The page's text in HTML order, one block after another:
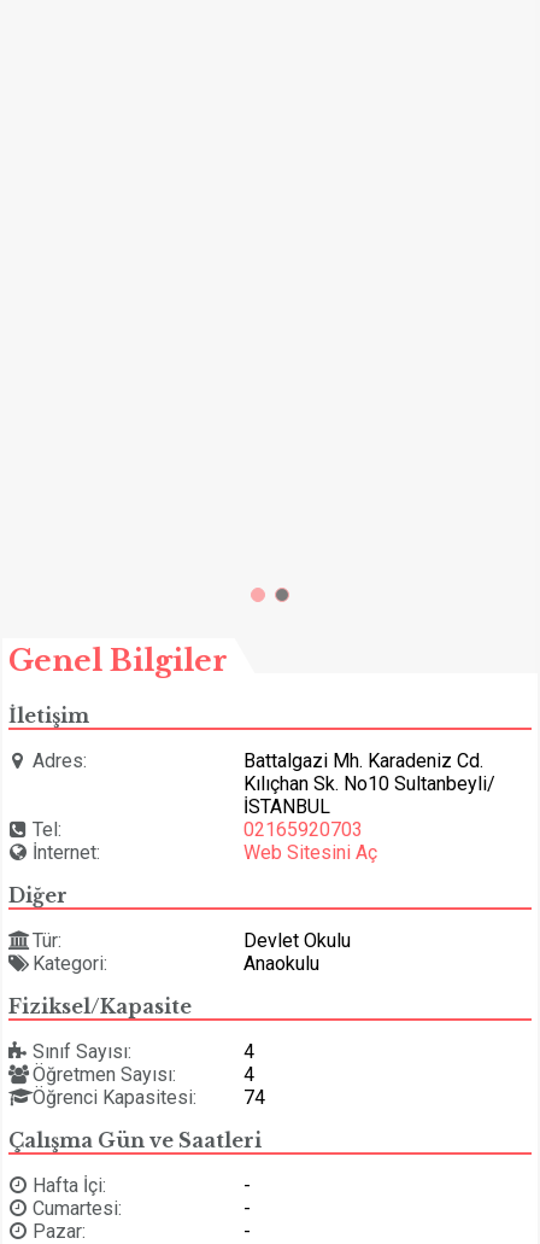
Genel Bilgiler
İletişim
Adres:
Battalgazi Mh. Karadeniz Cd.
Kılıçhan Sk. No10 Sultanbeyli/
İSTANBUL
Tel:
02165920703
İnternet:
Web Sitesini Aç
Diğer
Tür:
Devlet Okulu
Kategori:
Anaokulu
Fiziksel/Kapasite
Sınıf Sayısı:
4
Öğretmen Sayısı:
4
Öğrenci Kapasitesi:
74
Çalışma Gün ve Saatleri
Hafta İçi:
-
Cumartesi:
-
Pazar:
-